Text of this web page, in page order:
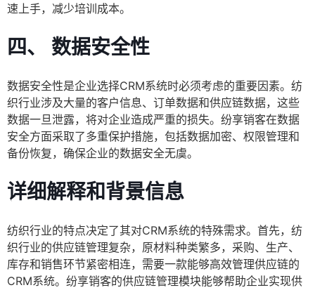
速上手，减少培训成本。
四、 数据安全性
数据安全性是企业选择CRM系统时必须考虑的重要因素。纺
织行业涉及大量的客户信息、订单数据和供应链数据，这些
数据一旦泄露，将对企业造成严重的损失。纷享销客在数据
安全方面采取了多重保护措施，包括数据加密、权限管理和
备份恢复，确保企业的数据安全无虞。
详细解释和背景信息
纺织行业的特点决定了其对CRM系统的特殊需求。首先，纺
织行业的供应链管理复杂，原材料种类繁多，采购、生产、
库存和销售环节紧密相连，需要一款能够高效管理供应链的
CRM系统。纷享销客的供应链管理模块能够帮助企业实现供